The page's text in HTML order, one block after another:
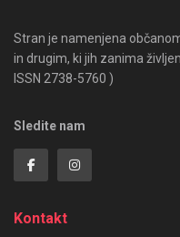
Stran je namenjena
in drugim, ki jih zanima
ISSN 2738-5760 )
Sledite nam
Kontakt